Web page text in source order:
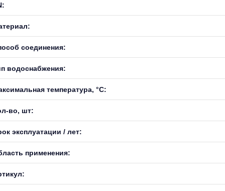
соединения:
водоснабжения:
температура, °С:
во, шт:
эксплуатации / лет:
применения: